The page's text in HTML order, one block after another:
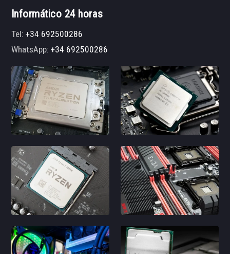
Informático 24 horas
Tel:+34 692500286
WhatsApp:+34 692500286